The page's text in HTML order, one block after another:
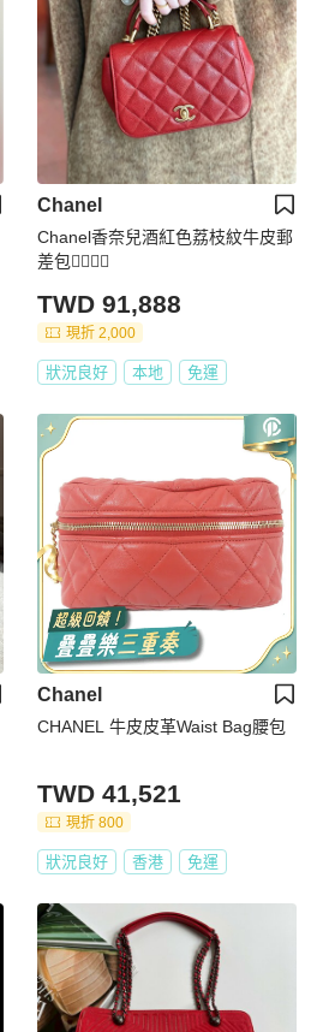
Chanel
Chanel香奈兒酒紅色荔枝紋牛皮郵
差包👩‍✈️👨‍✈️
TWD 91,888
現折 2,000
狀況良好 本地 免運
Chanel
CHANEL 牛皮皮革Waist Bag腰包
TWD 41,521
現折 800
狀況良好 香港 免運